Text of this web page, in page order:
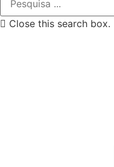
Close this search box.